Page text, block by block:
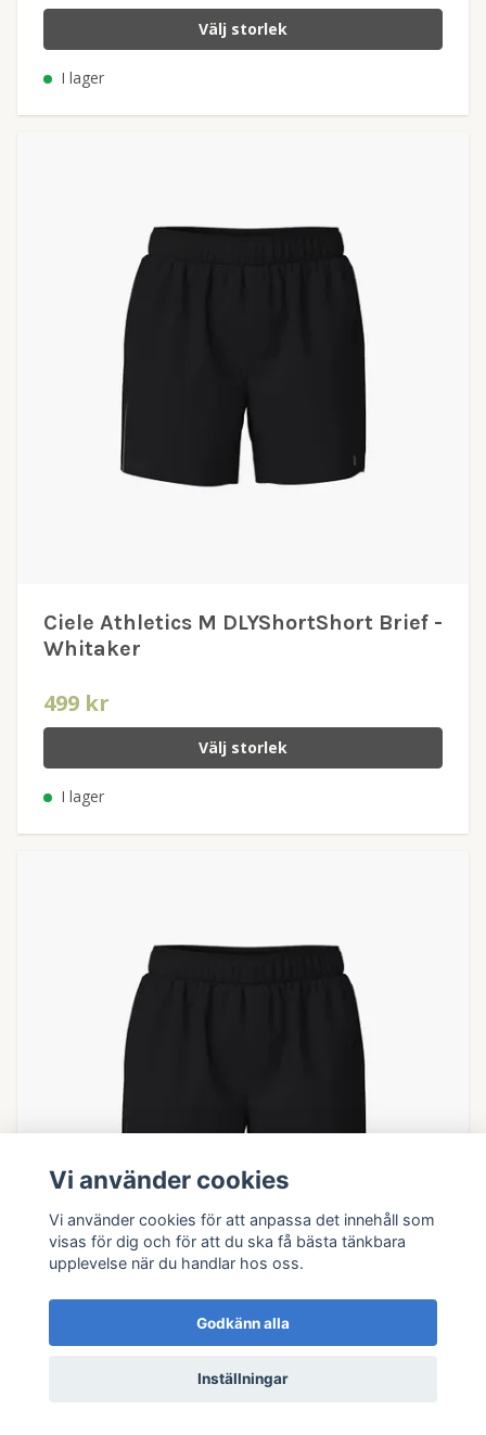
Välj storlek
I lager
Ciele Athletics M DLYShortShort Brief -
Whitaker
499 kr
Välj storlek
I lager
Ciele Athletics M DLYShort Long Brief -
Vi använder cookies
Vi använder cookies för att anpassa det innehåll som
visas för dig och för att du ska få bästa tänkbara
upplevelse när du handlar hos oss.
Godkänn alla
Inställningar